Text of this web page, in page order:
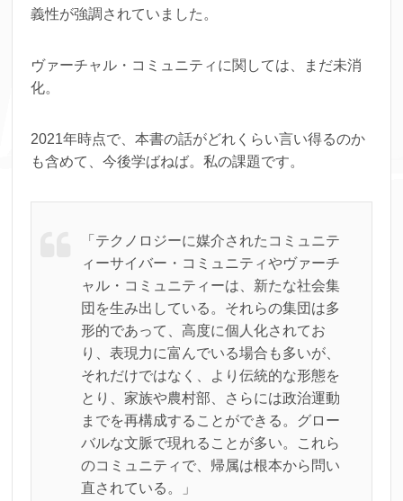
義性が強調されていました。
ヴァーチャル・コミュニティに関しては、まだ未消
化。
2021年時点で、本書の話がどれくらい言い得るのか
も含めて、今後学ばねば。私の課題です。
「テクノロジーに媒介されたコミュニテ
ィーサイバー・コミュニティやヴァーチ
ャル・コミュニティーは、新たな社会集
団を生み出している。それらの集団は多
形的であって、高度に個人化されてお
り、表現力に富んでいる場合も多いが、
それだけではなく、より伝統的な形態を
とり、家族や農村部、さらには政治運動
までを再構成することができる。グロー
バルな文脈で現れることが多い。これら
のコミュニティで、帰属は根本から問い
直されている。」